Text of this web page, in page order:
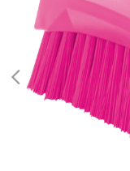
PREV